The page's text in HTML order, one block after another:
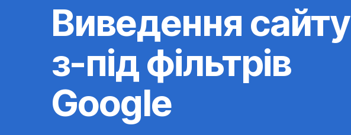
Виведення сайту
з-під фільтрів
Google